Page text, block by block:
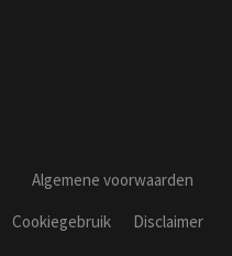
Algemene voorwaarden
Cookiegebruik
Disclaimer